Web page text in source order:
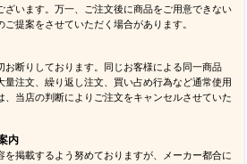
ざいます。万一、ご注文後に商品をご用意できない
提案をさせていただく場合があります。
お断りしております。同じお客様による同一商品
量注文、繰り返し注文、買い占め行為など通常使用
、当店の判断によりご注文をキャンセルさせていた
内
を掲載するよう努めておりますが、メーカー都合に